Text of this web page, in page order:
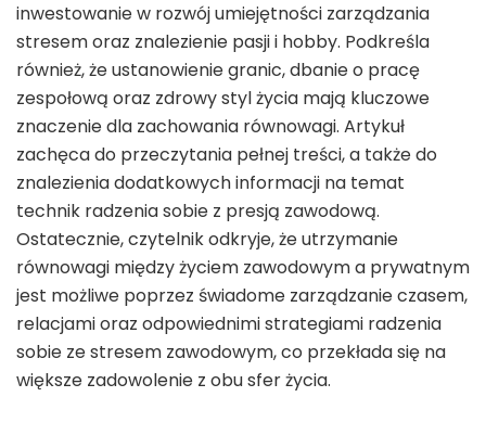
inwestowanie w rozwój umiejętności zarządzania
stresem oraz znalezienie pasji i hobby. Podkreśla
również, że ustanowienie granic, dbanie o pracę
zespołową oraz zdrowy styl życia mają kluczowe
znaczenie dla zachowania równowagi. Artykuł
zachęca do przeczytania pełnej treści, a także do
znalezienia dodatkowych informacji na temat
technik radzenia sobie z presją zawodową.
Ostatecznie, czytelnik odkryje, że utrzymanie
równowagi między życiem zawodowym a prywatnym
jest możliwe poprzez świadome zarządzanie czasem,
relacjami oraz odpowiednimi strategiami radzenia
sobie ze stresem zawodowym, co przekłada się na
większe zadowolenie z obu sfer życia.